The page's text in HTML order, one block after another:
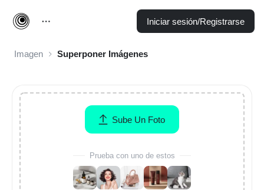
Iniciar sesión/Registrarse
Imagen Superponer Imágenes
Sube Un Foto
Prueba con uno de estos